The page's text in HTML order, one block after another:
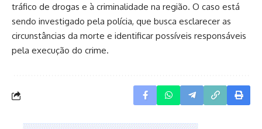
tráfico de drogas e à criminalidade na região. O caso está
sendo investigado pela polícia, que busca esclarecer as
circunstâncias da morte e identificar possíveis responsáveis
pela execução do crime.